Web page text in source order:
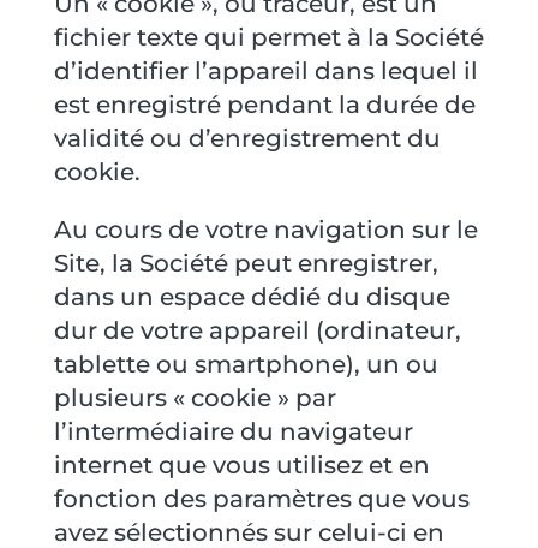
fichier texte qui permet à la Société
d’identifier l’appareil dans lequel il
est enregistré pendant la durée de
validité ou d’enregistrement du
cookie.
Au cours de votre navigation sur le
Site, la Société peut enregistrer,
dans un espace dédié du disque
dur de votre appareil (ordinateur,
tablette ou smartphone), un ou
plusieurs « cookie » par
l’intermédiaire du navigateur
internet que vous utilisez et en
fonction des paramètres que vous
avez sélectionnés sur celui-ci en